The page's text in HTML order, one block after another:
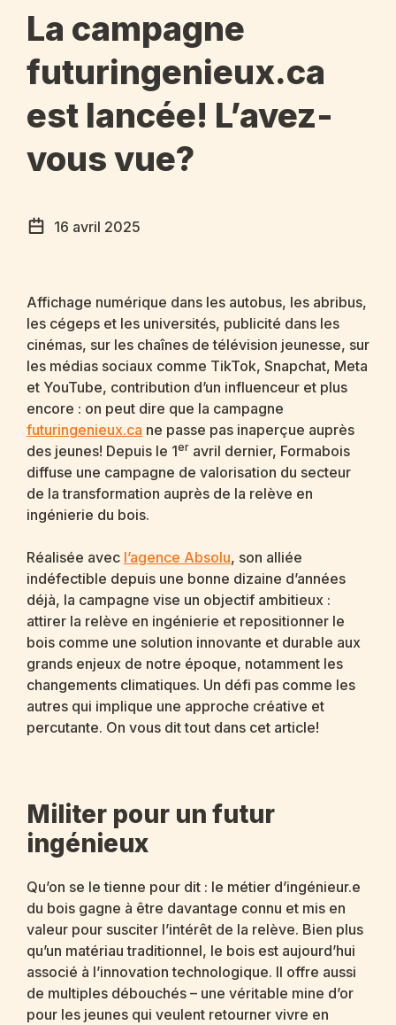
La campagne
futuringenieux.ca
est lancée! L’avez-
vous vue?
16 avril 2025
Affichage numérique dans les autobus, les abribus,
les cégeps et les universités, publicité dans les
cinémas, sur les chaînes de télévision jeunesse, sur
les médias sociaux comme TikTok, Snapchat, Meta
et YouTube, contribution d’un influenceur et plus
encore : on peut dire que la campagne
futuringenieux.ca ne passe pas inaperçue auprès
des jeunes! Depuis le 1er avril dernier, Formabois
diffuse une campagne de valorisation du secteur
de la transformation auprès de la relève en
ingénierie du bois.
Réalisée avec l’agence Absolu, son alliée
indéfectible depuis une bonne dizaine d’années
déjà, la campagne vise un objectif ambitieux :
attirer la relève en ingénierie et repositionner le
bois comme une solution innovante et durable aux
grands enjeux de notre époque, notamment les
changements climatiques. Un défi pas comme les
autres qui implique une approche créative et
percutante. On vous dit tout dans cet article!
Militer pour un futur
ingénieux
Qu’on se le tienne pour dit : le métier d’ingénieur.e
du bois gagne à être davantage connu et mis en
valeur pour susciter l’intérêt de la relève. Bien plus
qu’un matériau traditionnel, le bois est aujourd’hui
associé à l’innovation technologique. Il offre aussi
de multiples débouchés – une véritable mine d’or
pour les jeunes qui veulent retourner vivre en